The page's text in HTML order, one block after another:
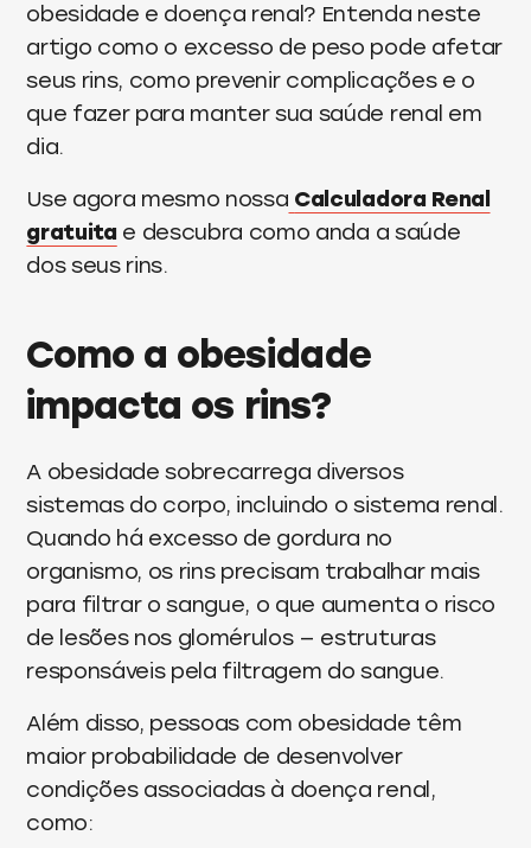
obesidade e doença renal? Entenda neste
artigo como o excesso de peso pode afetar
seus rins, como prevenir complicações e o
que fazer para manter sua saúde renal em
dia.
Use agora mesmo nossa Calculadora Renal
gratuita e descubra como anda a saúde
dos seus rins.
Como a obesidade
impacta os rins?
A obesidade sobrecarrega diversos
sistemas do corpo, incluindo o sistema renal.
Quando há excesso de gordura no
organismo, os rins precisam trabalhar mais
para filtrar o sangue, o que aumenta o risco
de lesões nos glomérulos — estruturas
responsáveis pela filtragem do sangue.
Além disso, pessoas com obesidade têm
maior probabilidade de desenvolver
condições associadas à doença renal,
como: